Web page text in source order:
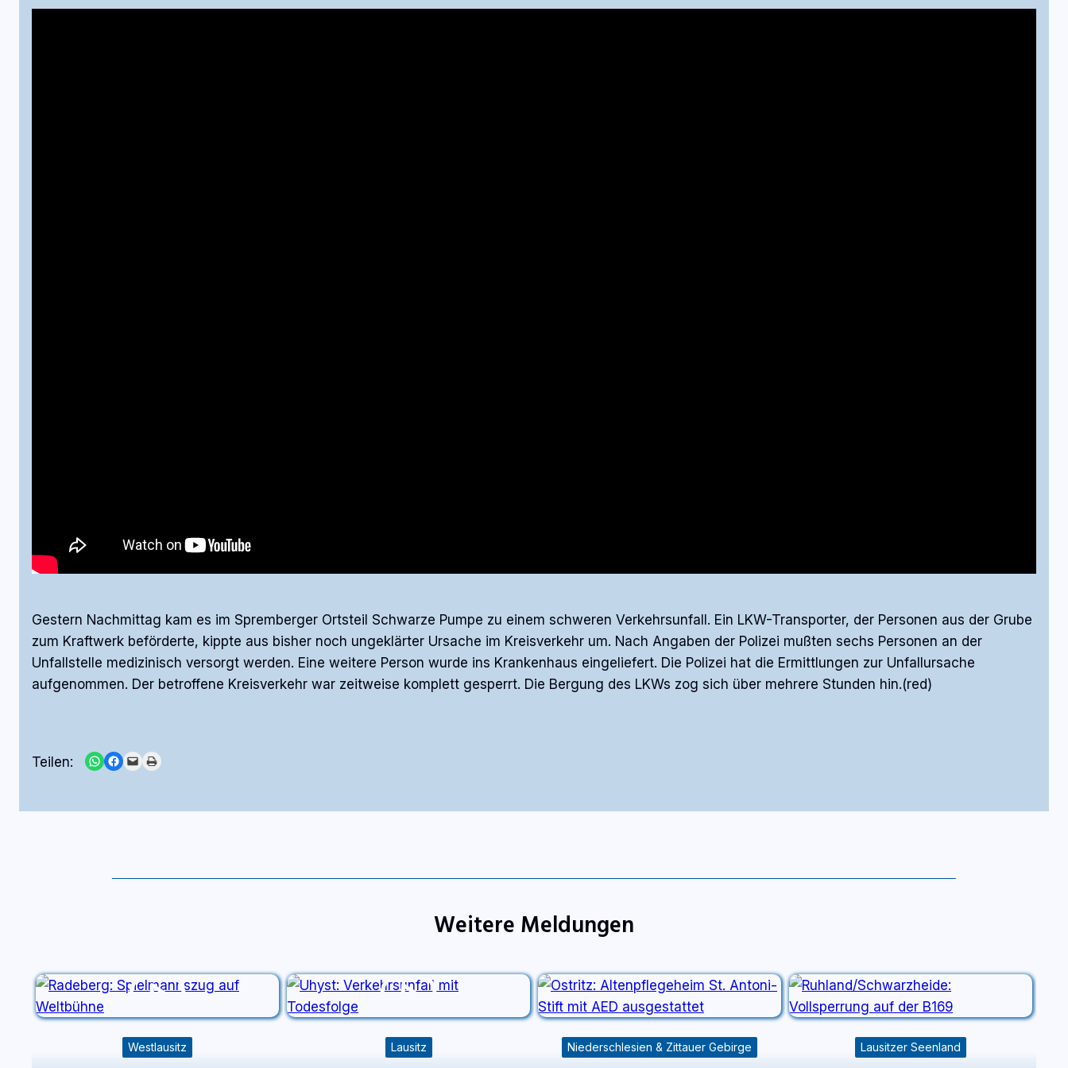
Gestern Nachmittag kam es im Spremberger Ortsteil Schwarze Pumpe zu einem schweren Verkehrsunfall. Ein LKW-Transporter, der Personen aus der Grube
zum Kraftwerk beförderte, kippte aus bisher noch ungeklärter Ursache im Kreisverkehr um. Nach Angaben der Polizei mußten sechs Personen an der
Unfallstelle medizinisch versorgt werden. Eine weitere Person wurde ins Krankenhaus eingeliefert. Die Polizei hat die Ermittlungen zur Unfallursache
aufgenommen. Der betroffene Kreisverkehr war zeitweise komplett gesperrt. Die Bergung des LKWs zog sich über mehrere Stunden hin.(red)
Teilen: Share on WhatsApp
Share on Facebook
Email this PagePrint this Page
Weitere Meldungen
Westlausitz Lausitz Niederschlesien & Zittauer Gebirge Lausitzer Seenland